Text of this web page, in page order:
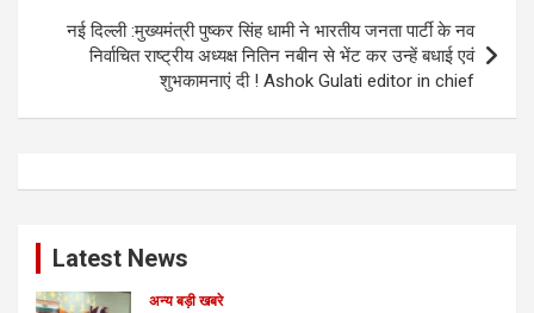
नई दिल्ली :मुख्यमंत्री पुष्कर सिंह धामी ने भारतीय जनता पार्टी के नव
निर्वाचित राष्ट्रीय अध्यक्ष नितिन नबीन से भेंट कर उन्हें बधाई एवं
शुभकामनाएं दी ! Ashok Gulati editor in chief
Latest News
अन्य बड़ी खबरे